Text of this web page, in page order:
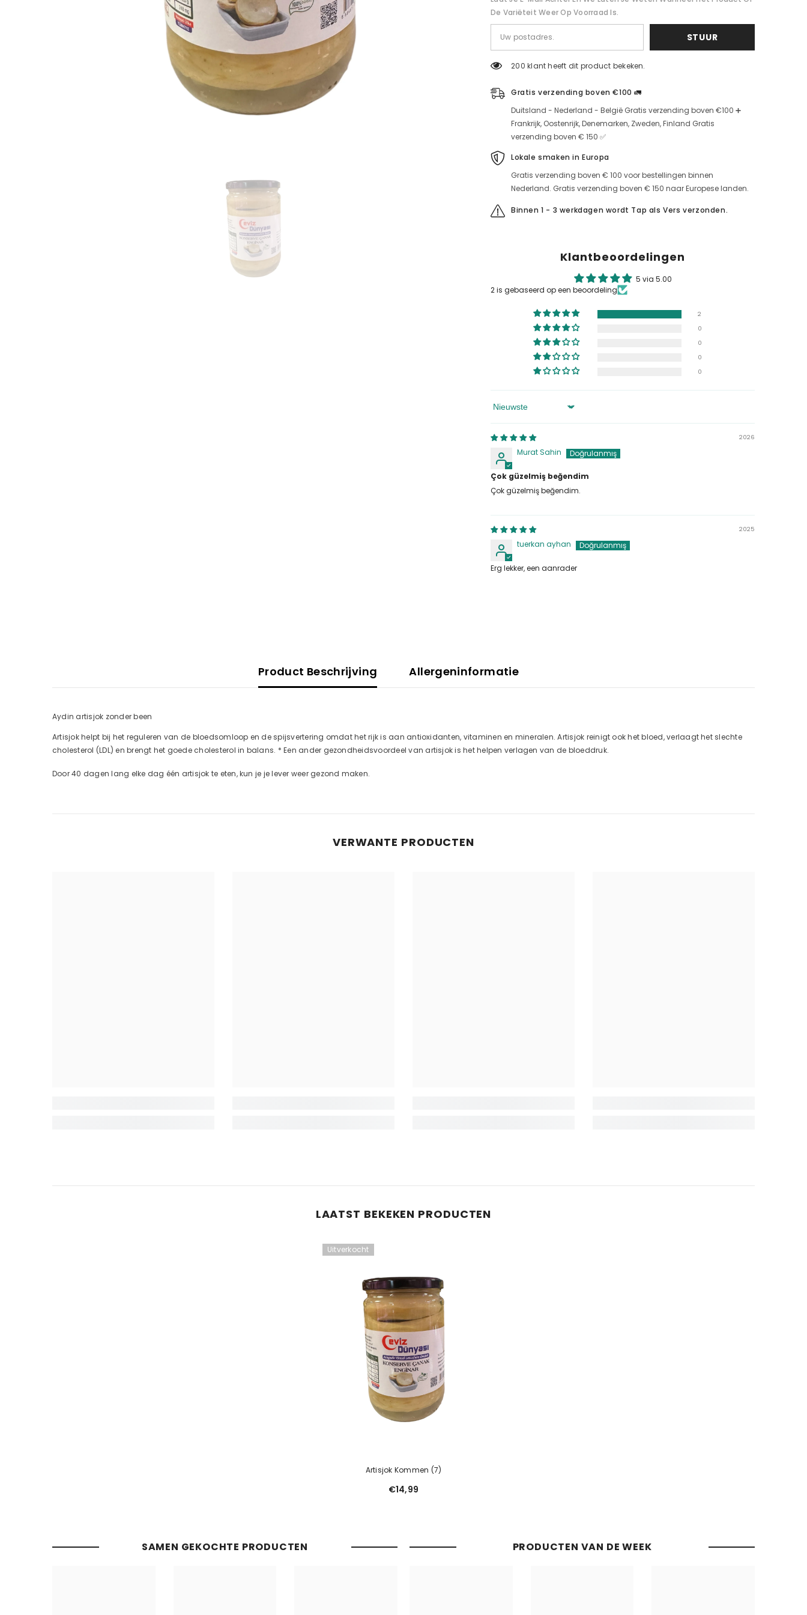
(7)
(7)
De Variëteit Weer Op Voorraad Is.
STUUR
200 klant heeft dit product bekeken.
Gratis verzending boven €100 🚛
Duitsland - Nederland - België Gratis verzending boven €100 ➕
Frankrijk, Oostenrijk, Denemarken, Zweden, Finland Gratis
verzending boven € 150 ✅
Lokale smaken in Europa
Gratis verzending boven € 100 voor bestellingen binnen
Nederland. Gratis verzending boven € 150 naar Europese landen.
Binnen 1 - 3 werkdagen wordt Tap als Vers verzonden.
Klantbeoordelingen
5 via 5.00
2 is gebaseerd op een beoordeling
2
0
0
0
0
Sorteren Op
2026
Murat Sahin
Çok güzelmiş beğendim
Çok güzelmiş beğendim.
2025
tuerkan ayhan
Erg lekker, een aanrader
Product Beschrijving Allergeninformatie
Aydin artisjok zonder been
Artisjok helpt bij het reguleren van de bloedsomloop en de spijsvertering omdat het rijk is aan antioxidanten, vitaminen en mineralen. Artisjok reinigt ook het bloed, verlaagt het slechte
cholesterol (LDL) en brengt het goede cholesterol in balans. * Een ander gezondheidsvoordeel van artisjok is het helpen verlagen van de bloeddruk.
Door 40 dagen lang elke dag één artisjok te eten, kun je je lever weer gezond maken.
VERWANTE PRODUCTEN
LAATST BEKEKEN PRODUCTEN
Uitverkocht
Artisjok Kommen (7)
€14,99
SAMEN GEKOCHTE PRODUCTEN PRODUCTEN VAN DE WEEK